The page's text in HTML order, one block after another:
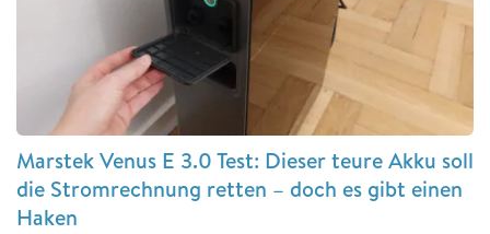
Marstek Venus E 3.0 Test: Dieser teure Akku soll
die Stromrechnung retten – doch es gibt einen
Haken